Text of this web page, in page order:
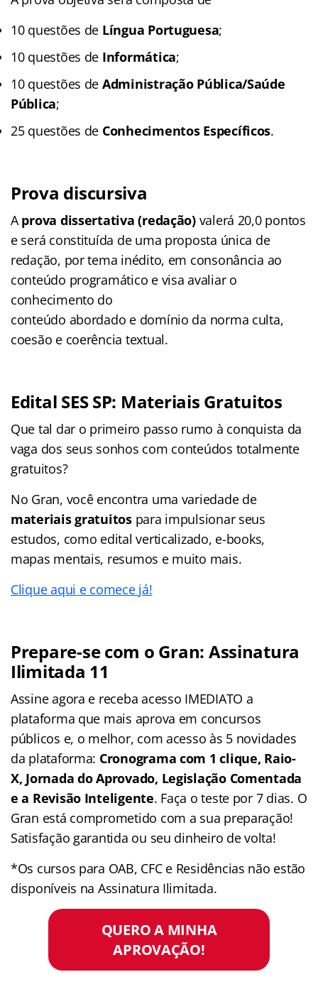
10 questões de Língua Portuguesa;
10 questões de Informática;
10 questões de Administração Pública/Saúde
Pública;
25 questões de Conhecimentos Específicos.
Prova discursiva
A prova dissertativa (redação) valerá 20,0 pontos
e será constituída de uma proposta única de
redação, por tema inédito, em consonância ao
conteúdo programático e visa avaliar o
conhecimento do
conteúdo abordado e domínio da norma culta,
coesão e coerência textual.
Edital SES SP: Materiais Gratuitos
Que tal dar o primeiro passo rumo à conquista da
vaga dos seus sonhos com conteúdos totalmente
gratuitos?
No Gran, você encontra uma variedade de
materiais gratuitospara impulsionar seus
estudos, como edital verticalizado, e-books,
mapas mentais, resumos e muito mais.
Clique aqui e comece já!
Prepare-se com o Gran: Assinatura
Ilimitada 11
Assine agora e receba acesso IMEDIATO a
plataforma que mais aprova em concursos
públicos e, o melhor, com acesso às 5 novidades
da plataforma: Cronograma com 1 clique, Raio-
X, Jornada do Aprovado, Legislação Comentada
e a Revisão Inteligente. Faça o teste por 7 dias. O
Gran está comprometido com a sua preparação!
Satisfação garantida ou seu dinheiro de volta!
*Os cursos para OAB, CFC e Residências não estão
disponíveis na Assinatura Ilimitada.
QUERO A MINHA
APROVAÇÃO!